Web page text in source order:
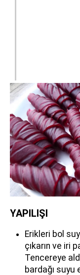
YAPILIŞI
Erikleri bol
çıkarın ve iri
Tencereye
bardağı suyu